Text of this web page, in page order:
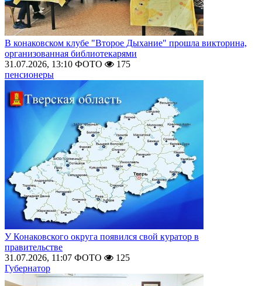
В конаковском клубе "Второе Дыхание" прошла викторина,
организованная библиотекарями
31.07.2026, 13:10 ФОТО
175
пенсионеры
У Конаковского округа появился свой куратор в
правительстве
31.07.2026, 11:07 ФОТО
125
Губернатор